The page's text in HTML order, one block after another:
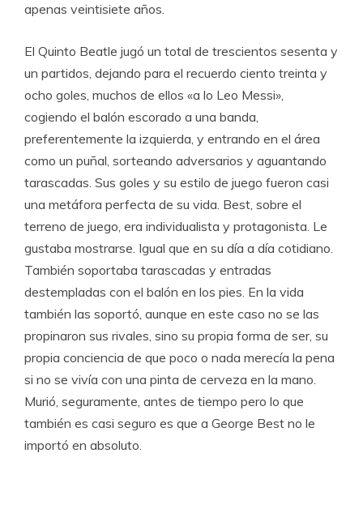
apenas veintisiete años.
El Quinto Beatle jugó un total de trescientos sesenta y
un partidos, dejando para el recuerdo ciento treinta y
ocho goles, muchos de ellos «a lo Leo Messi»,
cogiendo el balón escorado a una banda,
preferentemente la izquierda, y entrando en el área
como un puñal, sorteando adversarios y aguantando
tarascadas. Sus goles y su estilo de juego fueron casi
una metáfora perfecta de su vida. Best, sobre el
terreno de juego, era individualista y protagonista. Le
gustaba mostrarse. Igual que en su día a día cotidiano.
También soportaba tarascadas y entradas
destempladas con el balón en los pies. En la vida
también las soportó, aunque en este caso no se las
propinaron sus rivales, sino su propia forma de ser, su
propia conciencia de que poco o nada merecía la pena
si no se vivía con una pinta de cerveza en la mano.
Murió, seguramente, antes de tiempo pero lo que
también es casi seguro es que a George Best no le
importó en absoluto.